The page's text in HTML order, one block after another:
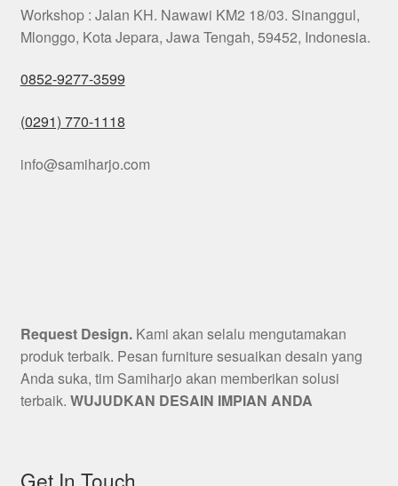
Workshop : Jalan KH. Nawawi KM2 18/03. Sinanggul,
Mlonggo, Kota Jepara, Jawa Tengah, 59452, Indonesia.
0852-9277-3599
(0291) 770-1118
info@samiharjo.com
Request Design.Kami akan selalu mengutamakan
produk terbaik. Pesan furniture sesuaikan desain yang
Anda suka, tim Samiharjo akan memberikan solusi
terbaik. WUJUDKAN DESAIN IMPIAN ANDA
Get In Touch